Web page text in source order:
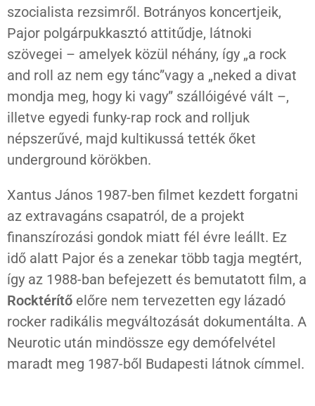
szocialista rezsimről. Botrányos koncertjeik,
Pajor polgárpukkasztó attitűdje, látnoki
szövegei – amelyek közül néhány, így „a rock
and roll az nem egy tánc”vagy a „neked a divat
mondja meg, hogy ki vagy” szállóigévé vált –,
illetve egyedi funky-rap rock and rolljuk
népszerűvé, majd kultikussá tették őket
underground körökben.
Xantus János 1987-ben filmet kezdett forgatni
az extravagáns csapatról, de a projekt
finanszírozási gondok miatt fél évre leállt. Ez
idő alatt Pajor és a zenekar több tagja megtért,
így az 1988-ban befejezett és bemutatott film, a
Rocktérítő előre nem tervezetten egy lázadó
rocker radikális megváltozását dokumentálta. A
Neurotic után mindössze egy demófelvétel
maradt meg 1987-ből Budapesti látnok címmel.